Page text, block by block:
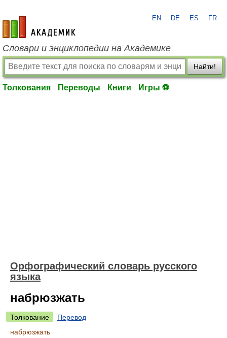
academic.ru
EN DE ES FR
Словари и энциклопедии на Академике
Найти!
Толкования Переводы Книги Игры ⚽
Орфографический словарь русского
языка
набрюзжать
Толкование
Перевод
набрюзжать